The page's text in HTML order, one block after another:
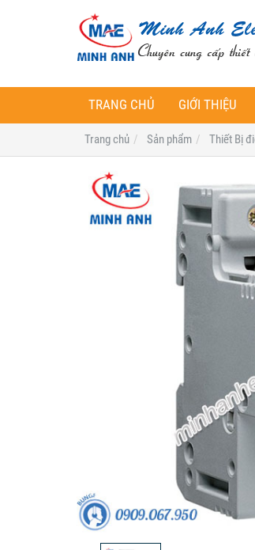
TRANG CHỦ GIỚI THIỆU
Trang chủ Sản phẩm Thiết Bị